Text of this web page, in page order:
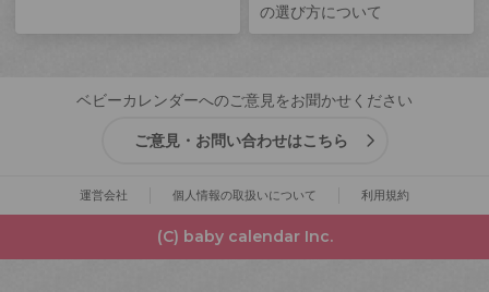
の選び方について
ベビーカレンダーへのご意見をお聞かせください
ご意見・お問い合わせはこちら
運営会社 個人情報の取扱いについて 利用規約
(C) baby calendar Inc.